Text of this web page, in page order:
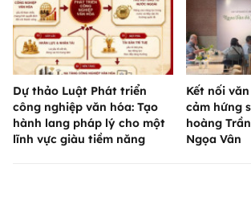
Dự thảo Luật Phát triển
công nghiệp văn hóa: Tạo
hành lang pháp lý cho một
lĩnh vực giàu tiềm năng
Kết nối
cảm hứng
hoàng
Ngọa Vân